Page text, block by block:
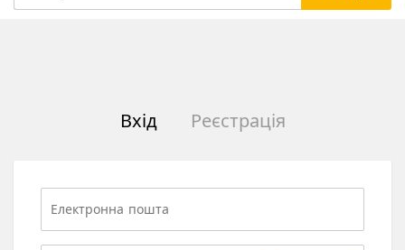
Вхід Реєстрація